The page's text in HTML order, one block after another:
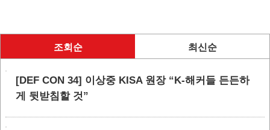
조회순 최신순
[DEF CON 34] 이상중 KISA 원장 “K-해커들 든든하
게 뒷받침할 것”